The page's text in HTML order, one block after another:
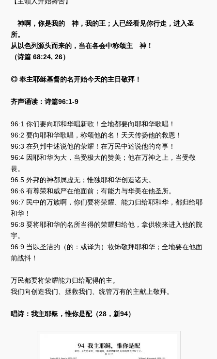
神啊，你是我的 神，我的王；人已经看见你行走，进入圣
所。
从以色列源头而来的，当在各会中称颂主 神！
（诗篇 68:24, 26）
◎ 奉主耶稣基督的名开始今天的主日敬拜！
齐声诵读：诗篇96:1-9
96:1 你们要向耶和华唱新歌！全地都要向耶和华歌唱！
96:2 要向耶和华歌唱，称颂他的名！天天传扬他的救恩！
96:3 在列邦中述说他的荣耀！在万民中述说他的奇事！
96:4 因耶和华为大，当受极大的赞美；他在万神之上，当受敬
畏。
96:5 外邦的神都属虚无；惟独耶和华创造诸天。
96:6 有尊荣和威严在他面前；有能力与华美在他圣所。
96:7 民中的万族啊，你们要将荣耀、能力归给耶和华，都归给耶
和华！
96:8 要将耶和华的名所当得的荣耀归给他，拿供物来进入他的院
宇。
96:9 当以圣洁的（的：或译为）妆饰敬拜耶和华；全地要在他面
前战抖！
万民都要将荣耀能力归给配得的主。
我们向创造我们、拯救我们、统管万有的主献上敬拜。
唱诗：我主耶稣，惟你是配（28，新94）